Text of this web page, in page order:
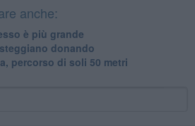
anche:
è più grande
donando
percorso di soli 50 metri